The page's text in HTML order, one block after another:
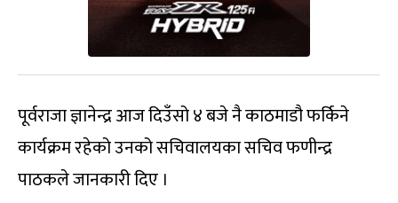
पूर्वराजा ज्ञानेन्द्र आज दिउँसो ४ बजे नै काठमाडौ फर्किने
कार्यक्रम रहेको उनको सचिवालयका सचिव फणीन्द्र
पाठकले जानकारी दिए ।